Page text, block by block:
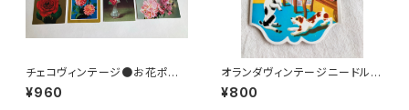
チェコヴィンテージ●お花ポスト
カード8枚組
¥960
オランダヴィンテージニードルセ
ットa
¥800